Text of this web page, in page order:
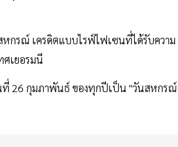
กรณ์ เครดิตแบบไรฟ์ไฟเซนที่ได้รับความ
ศเยอรมนี
ที่ 26 กุมภาพันธ์ ของทุกปีเป็น "วันสหกรณ์